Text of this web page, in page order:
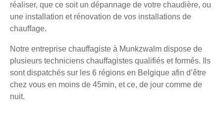
réaliser, que ce soit un dépannage de votre chaudière, ou
une installation et rénovation de vos installations de
chauffage.
Notre entreprise chauffagiste à Munkzwalm dispose de
plusieurs techniciens chauffagistes qualifiés et formés. Ils
sont dispatchés sur les 6 régions en Belgique afin d’être
chez vous en moins de 45min, et ce, de jour comme de
nuit.